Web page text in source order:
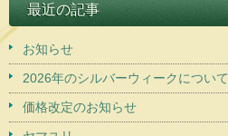
最近の記事
お知らせ
2026年のシルバーウィークについて
価格改定のお知らせ